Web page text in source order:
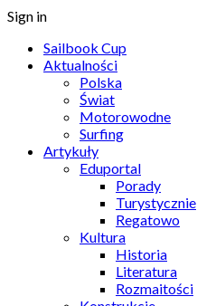
Sign in
Sailbook Cup
Aktualności
Polska
Świat
Motorowodne
Surfing
Artykuły
Eduportal
Porady
Turystycznie
Regatowo
Kultura
Historia
Literatura
Rozmaitości